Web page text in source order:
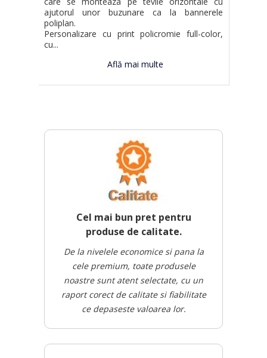
ajutorul unor buzunare ca la bannerele
poliplan.
Personalizare cu print policromie full-color,
cu...
Află mai multe
Cel mai bun pret pentru
produse de calitate.
De la nivelele economice si pana la
cele premium, toate produsele
noastre sunt atent selectate, cu un
raport corect de calitate si fiabilitate
ce depaseste valoarea lor.